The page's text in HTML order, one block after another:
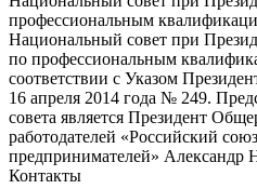
профессиональным
Национальный совет при
по профессиональным
соответствии с Указом
16 апреля 2014 года № 249.
совета является Президент
работодателей «Российский
предпринимателей» Александр
Контакты